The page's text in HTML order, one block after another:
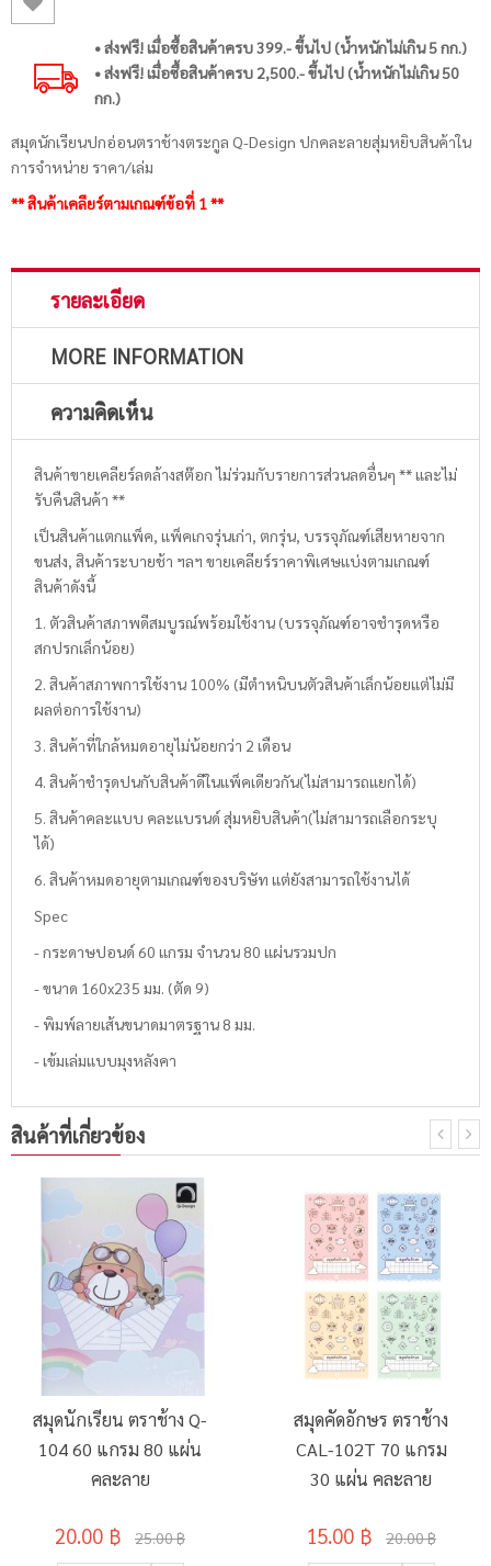
• ส่งฟรี! เมื่อซื้อสินค้าครบ 399.- ขึ้นไป (น้ำหนักไม่เกิน 5 กก.)
• ส่งฟรี! เมื่อซื้อสินค้าครบ 2,500.- ขึ้นไป (น้ำหนักไม่เกิน 50
กก.)
สมุดนักเรียนปกอ่อนตราช้างตระกูล Q-Design ปกคละลายสุ่มหยิบสินค้าใน
การจำหน่าย ราคา/เล่ม
** สินค้าเคลียร์ตามเกณฑ์ข้อที่ 1 **
รายละเอียด
MORE INFORMATION
ความคิดเห็น
สินค้าขายเคลียร์ลดล้างสต๊อก ไม่ร่วมกับรายการส่วนลดอื่นๆ ** และไม่
รับคืนสินค้า **
เป็นสินค้าแตกแพ็ค, แพ็คเกจรุ่นเก่า, ตกรุ่น, บรรจุภัณฑ์เสียหายจาก
ขนส่ง, สินค้าระบายช้า ฯลฯ ขายเคลียร์ราคาพิเศษแบ่งตามเกณฑ์
สินค้าดังนี้
1. ตัวสินค้าสภาพดีสมบูรณ์พร้อมใช้งาน (บรรจุภัณฑ์อาจชำรุดหรือ
สกปรกเล็กน้อย)
2. สินค้าสภาพการใช้งาน 100% (มีตำหนิบนตัวสินค้าเล็กน้อยแต่ไม่มี
ผลต่อการใช้งาน)
3. สินค้าที่ใกล้หมดอายุไม่น้อยกว่า 2 เดือน
4. สินค้าชำรุดปนกับสินค้าดีในแพ็คเดียวกัน(ไม่สามารถแยกได้)
5. สินค้าคละแบบ คละแบรนด์ สุ่มหยิบสินค้า(ไม่สามารถเลือกระบุ
ได้)
6. สินค้าหมดอายุตามเกณฑ์ของบริษัท แต่ยังสามารถใช้งานได้
Spec
- กระดาษปอนด์ 60 แกรม จำนวน 80 แผ่นรวมปก
- ขนาด 160x235 มม. (ตัด 9)
- พิมพ์ลายเส้นขนาดมาตรฐาน 8 มม.
- เข้มเล่มแบบมุงหลังคา
สินค้าที่เกี่ยวข้อง
สมุดนักเรียน ตราช้าง Q-
104 60 แกรม 80 แผ่น
คละลาย
20.00 ฿ 25.00 ฿
สมุดคัดอักษร ตราช้าง
CAL-102T 70 แกรม
30 แผ่น คละลาย
15.00 ฿ 20.00 ฿